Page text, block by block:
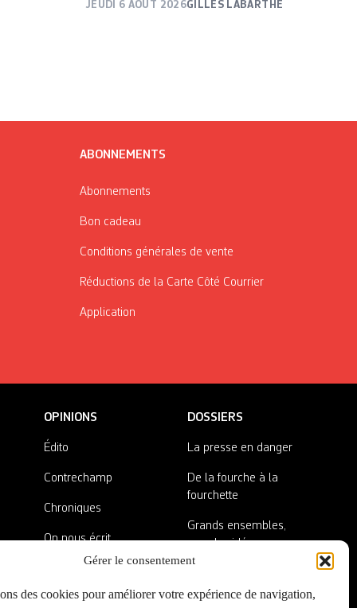
Gérer le consentement
des cookies pour améliorer votre expérience de navigation,
JEUDI 6 AOÛT 2026GILLES LABARTHE
ABONNEMENTS
Abonnements
Bon cadeau
Conditions générales de vente
Réductions de la Carte Côté Courrier
Application
OPINIONS
Édito
Contrechamp
Chroniques
On nous écrit
A côté de la plaque
DOSSIERS
La presse en danger
De la fourche à la
fourchette
Grands ensembles,
grandes idées